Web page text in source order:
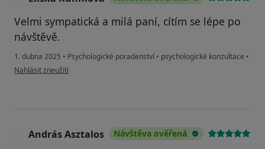
Velmi sympatická a milá paní, cítím se lépe po
návštěvě.
1. dubna 2025 • Psychologické poradenství • psychologické konzultace •
podle názoru uživatele Eliška Kühnlová
Nahlásit zneužití
András Asztalos Návštěva ověřená